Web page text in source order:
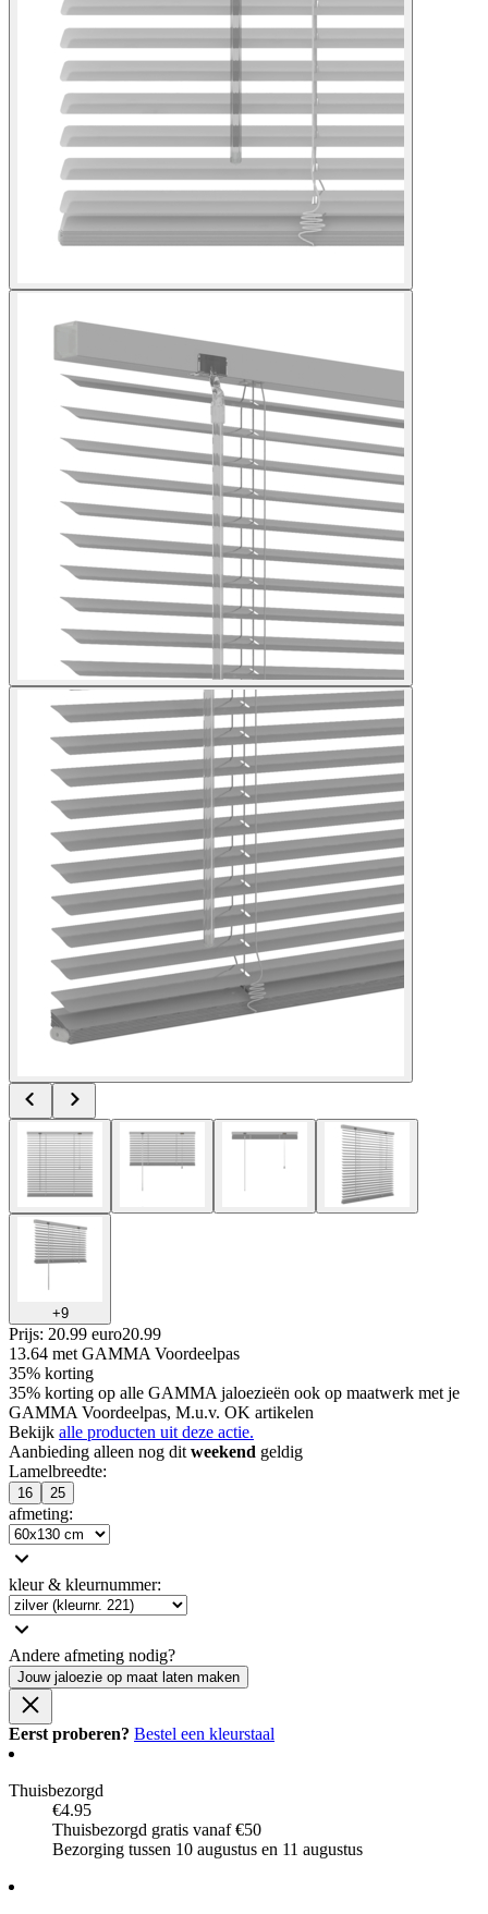
+9
Prijs: 20.99 euro20.99
13.64 met GAMMA Voordeelpas
35% korting
35% korting op alle GAMMA jaloezieën ook op maatwerk met je
GAMMA Voordeelpas, M.u.v. OK artikelen
Bekijk alle producten uit deze actie.
Aanbieding alleen nog dit weekend geldig
Lamelbreedte:
16 25
afmeting:
kleur & kleurnummer:
Andere afmeting nodig?
Jouw jaloezie op maat laten maken
Eerst proberen? Bestel een kleurstaal
Thuisbezorgd
€4.95
Thuisbezorgd gratis vanaf €50
Bezorging tussen 10 augustus en 11 augustus